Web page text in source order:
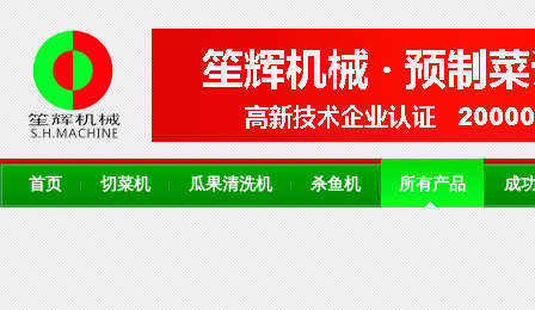
首页 切菜机 瓜果清洗机 杀鱼机 所有产品 成